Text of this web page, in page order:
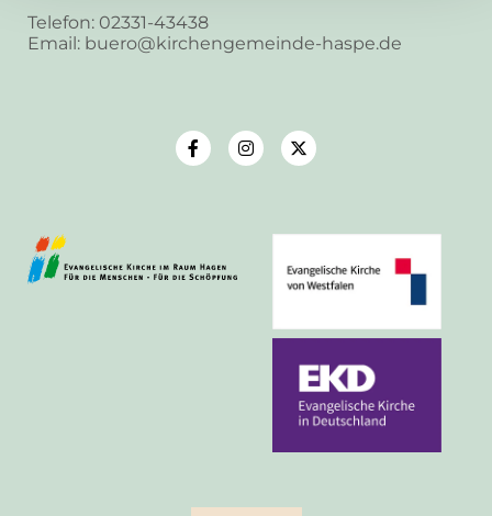
Telefon: 02331-43438
Email: buero@kirchengemeinde-haspe.de